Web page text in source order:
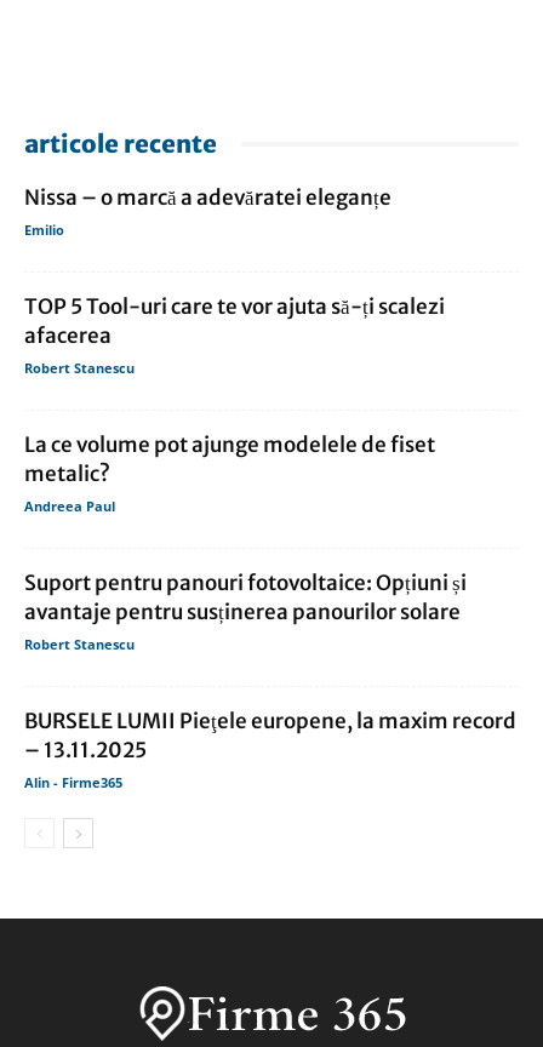
articole recente
Nissa – o marcă a adevăratei eleganțe
Emilio
TOP 5 Tool-uri care te vor ajuta să-ți scalezi
afacerea
Robert Stanescu
La ce volume pot ajunge modelele de fiset
metalic?
Andreea Paul
Suport pentru panouri fotovoltaice: Opțiuni și
avantaje pentru susținerea panourilor solare
Robert Stanescu
BURSELE LUMII Pieţele europene, la maxim record
– 13.11.2025
Alin - Firme365